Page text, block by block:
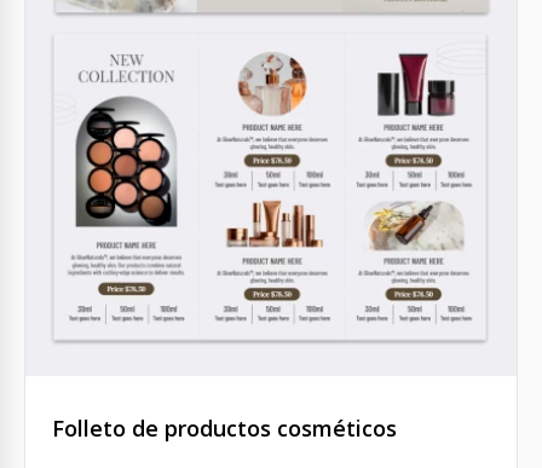
Folleto de productos cosméticos